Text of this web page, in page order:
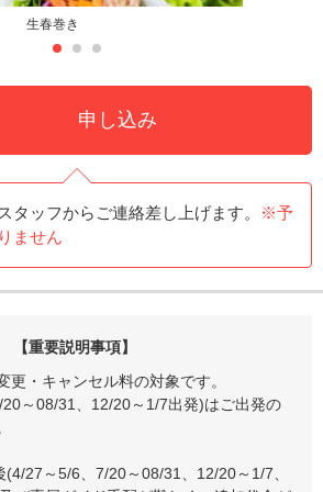
生春巻き
申し込み
タッフからご連絡差し上げます。
※予
ません
【重要説明事項】
・キャンセル料の対象です。
～08/31、12/20～1/7出発)はご出発の
27～5/6、7/20～08/31、12/20～1/7、